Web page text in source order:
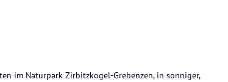
im Naturpark Zirbitzkogel-Grebenzen, in sonniger,